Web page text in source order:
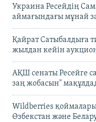
Украина Ресейдің
аймағындағы мұнай
Қайрат Сатыбалдыға
жылдан кейін
АҚШ сенаты Ресейге
заң жобасын"
Wildberries
Өзбекстан және